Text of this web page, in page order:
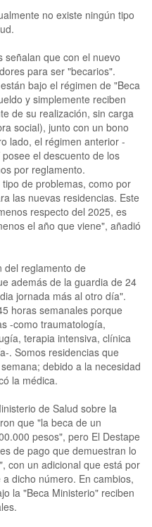
no existe ningún tipo
señalan que con el nuevo
para ser "becarios".
bajo el régimen de "Beca
y simplemente reciben
de su realización, sin carga
social), junto con un bono
lado, el régimen anterior -
el descuento de los
por reglamento.
de problemas, como por
las nuevas residencias. Este
respecto del 2025, es
el año que viene", añadió
del reglamento de
además de la guardia de 24
jornada más al otro día".
horas semanales porque
-como traumatología,
terapia intensiva, clínica
. Somos residencias que
debido a la necesidad
la médica.
de Salud sobre la
que "la beca de un
pesos", pero El Destape
de pago que demuestran lo
con un adicional que está por
dicho número. En cambios,
la "Beca Ministerio" reciben